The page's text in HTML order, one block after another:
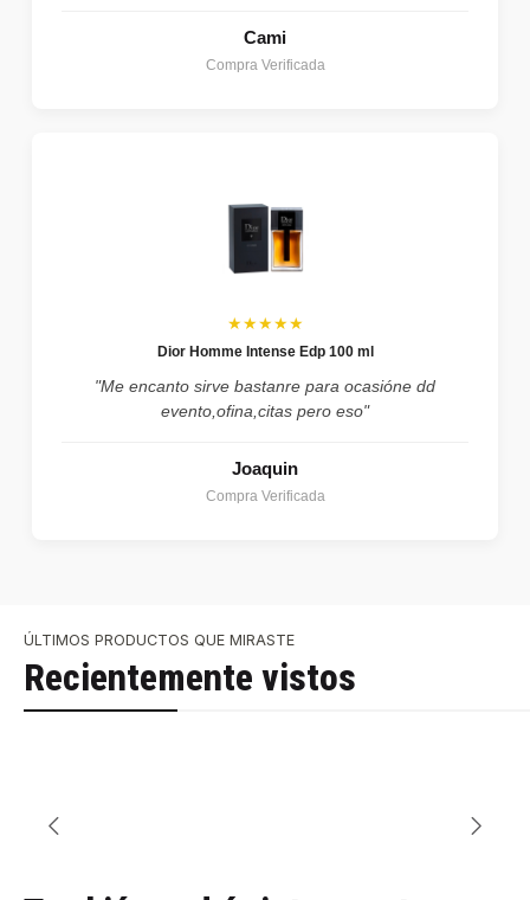
Cami
Compra Verificada
★★★★★
Dior Homme Intense Edp 100 ml
"Me encanto sirve bastanre para ocasióne dd
evento,ofina,citas pero eso"
Joaquin
Compra Verificada
ÚLTIMOS PRODUCTOS QUE MIRASTE
Recientemente vistos